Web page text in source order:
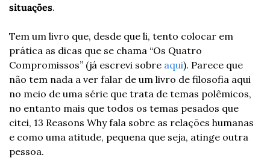
situações.
Tem um livro que, desde que li, tento colocar em
prática as dicas que se chama “Os Quatro
Compromissos” (já escrevi sobre aqui). Parece que
não tem nada a ver falar de um livro de filosofia aqui
no meio de uma série que trata de temas polêmicos,
no entanto mais que todos os temas pesados que
citei, 13 Reasons Why fala sobre as relações humanas
e como uma atitude, pequena que seja, atinge outra
pessoa.